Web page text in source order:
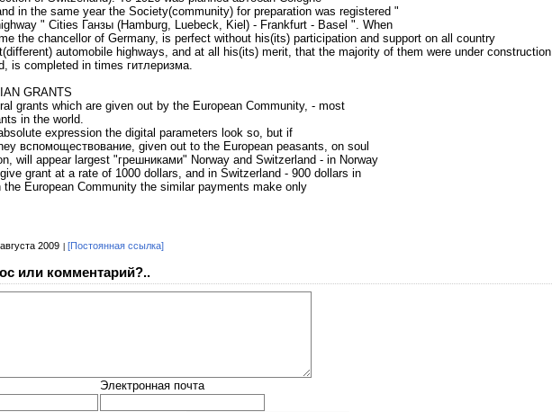
in the same year the Society(community) for preparation was registered "
" Cities Ганзы (Hamburg, Luebeck, Kiel) - Frankfurt - Basel ". When
the chancellor of Germany, is perfect without his(its) participation and support on all country
automobile highways, and at all his(its) merit, that the majority of them were under construction
is completed in times гитлеризма.
GRANTS
grants which are given out by the European Community, - most
in the world.
expression the digital parameters look so, but if
вспомоществование, given out to the European peasants, on soul
will appear largest "грешниками" Norway and Switzerland - in Norway
grant at a rate of 1000 dollars, and in Switzerland - 900 dollars in
the European Community the similar payments make only
2009 [Постоянная ссылка]
или комментарий?..
Электронная почта